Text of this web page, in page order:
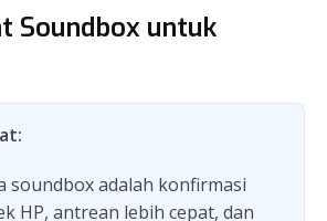
Soundbox untuk
soundbox adalah konfirmasi
HP, antrean lebih cepat, dan